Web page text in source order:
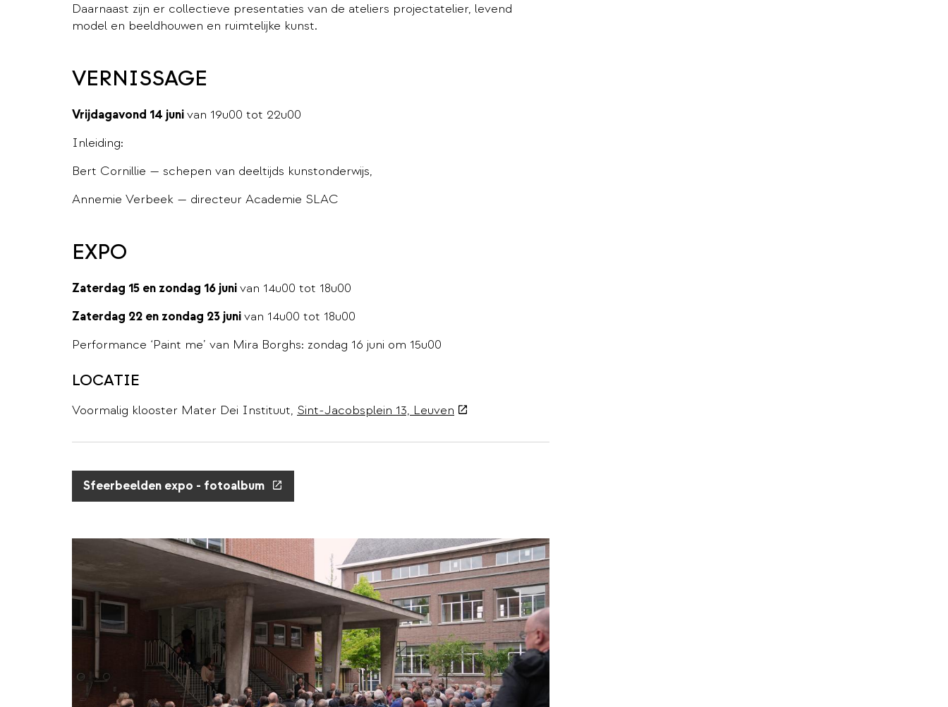
Daarnaast zijn er collectieve presentaties van de ateliers projectatelier, levend
model en beeldhouwen en ruimtelijke kunst.
VERNISSAGE
Vrijdagavond 14 junivan 19u00 tot 22u00
Inleiding:
Bert Cornillie — schepen van deeltijds kunstonderwijs,
Annemie Verbeek — directeur Academie SLAC
EXPO
Zaterdag 15 en zondag 16 junivan 14u00 tot 18u00
Zaterdag 22 en zondag 23 junivan 14u00 tot 18u00
Performance ‘Paint me’ van Mira Borghs: zondag 16 juni om 15u00
LOCATIE
Voormalig klooster Mater Dei Instituut, Sint-Jacobsplein 13, Leuven (externe
Sfeerbeelden expo - fotoalbum(externe
link)